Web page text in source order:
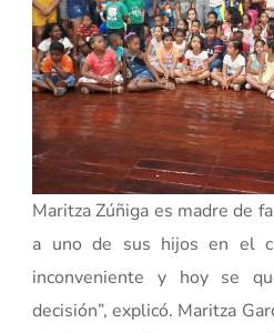
Maritza Zúñiga es madre de
a uno de sus hijos en el
inconveniente y hoy se
decisión”, explicó. Maritza